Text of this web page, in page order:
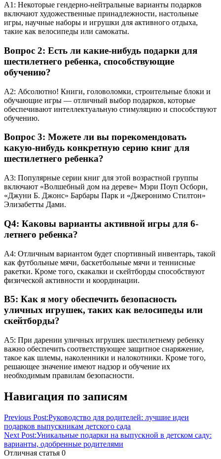
A1: Некоторые гендерно-нейтральные варианты подарков
включают художественные принадлежности, настольные
игры, научные наборы и игрушки для активного отдыха,
такие как велосипеды или самокаты.
Вопрос 2: Есть ли какие-нибудь подарки для
шестилетнего ребенка, способствующие
обучению?
A2: Абсолютно! Книги, головоломки, строительные блоки и
обучающие игры — отличный выбор подарков, которые
обеспечивают интеллектуальную стимуляцию и способствуют
обучению.
Вопрос 3: Можете ли вы порекомендовать
какую-нибудь конкретную серию книг для
шестилетнего ребенка?
A3: Популярные серии книг для этой возрастной группы
включают «Волшебный дом на дереве» Мэри Поуп Осборн,
«Джуни Б. Джонс» Барбары Парк и «Джеронимо Стилтон»
Элизабетты Дами.
Q4: Каковы варианты активной игры для 6-
летнего ребенка?
A4: Отличным вариантом будет спортивный инвентарь, такой
как футбольные мячи, баскетбольные мячи и теннисные
ракетки. Кроме того, скакалки и скейтборды способствуют
физической активности и координации.
В5: Как я могу обеспечить безопасность
уличных игрушек, таких как велосипеды или
скейтборды?
A5: При дарении уличных игрушек шестилетнему ребенку
важно обеспечить соответствующее защитное снаряжение,
такое как шлемы, наколенники и налокотники. Кроме того,
решающее значение имеют надзор и обучение их
необходимым правилам безопасности.
Навигация по записям
Previous Post:Руководство для родителей: лучшие идеи
подарков выпускникам детского сада
Next Post:Уникальные подарки на выпускной в детском саду:
варианты, одобренные родителями
Отличная статья 0